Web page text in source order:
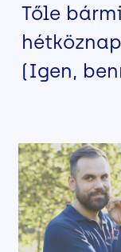
Tőle
(Igen,